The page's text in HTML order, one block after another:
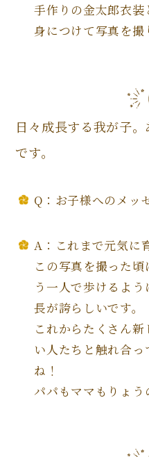
手作りの金太郎衣
身につけて写真を撮
日々成長する我が子
です。
Q：お子様へのメッ
A：これまで元気に
この写真を撮った
う一人で歩けるよ
長が誇らしいです。
これからたくさん
い人たちと触れ合
ね！
パパもママもりょう